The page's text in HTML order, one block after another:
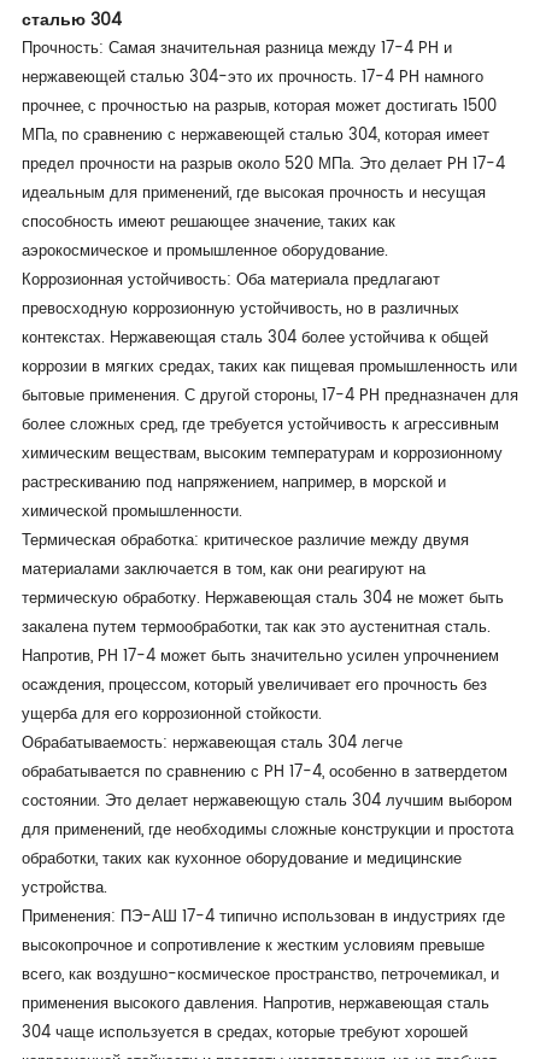
сталью 304
Прочность: Самая значительная разница между 17-4 PH и
нержавеющей сталью 304-это их прочность. 17-4 PH намного
прочнее, с прочностью на разрыв, которая может достигать 1500
МПа, по сравнению с нержавеющей сталью 304, которая имеет
предел прочности на разрыв около 520 МПа. Это делает PH 17-4
идеальным для применений, где высокая прочность и несущая
способность имеют решающее значение, таких как
аэрокосмическое и промышленное оборудование.
Коррозионная устойчивость: Оба материала предлагают
превосходную коррозионную устойчивость, но в различных
контекстах. Нержавеющая сталь 304 более устойчива к общей
коррозии в мягких средах, таких как пищевая промышленность или
бытовые применения. С другой стороны, 17-4 PH предназначен для
более сложных сред, где требуется устойчивость к агрессивным
химическим веществам, высоким температурам и коррозионному
растрескиванию под напряжением, например, в морской и
химической промышленности.
Термическая обработка: критическое различие между двумя
материалами заключается в том, как они реагируют на
термическую обработку. Нержавеющая сталь 304 не может быть
закалена путем термообработки, так как это аустенитная сталь.
Напротив, PH 17-4 может быть значительно усилен упрочнением
осаждения, процессом, который увеличивает его прочность без
ущерба для его коррозионной стойкости.
Обрабатываемость: нержавеющая сталь 304 легче
обрабатывается по сравнению с PH 17-4, особенно в затвердетом
состоянии. Это делает нержавеющую сталь 304 лучшим выбором
для применений, где необходимы сложные конструкции и простота
обработки, таких как кухонное оборудование и медицинские
устройства.
Применения: ПЭ-АШ 17-4 типично использован в индустриях где
высокопрочное и сопротивление к жестким условиям превыше
всего, как воздушно-космическое пространство, петрочемикал, и
применения высокого давления. Напротив, нержавеющая сталь
304 чаще используется в средах, которые требуют хорошей